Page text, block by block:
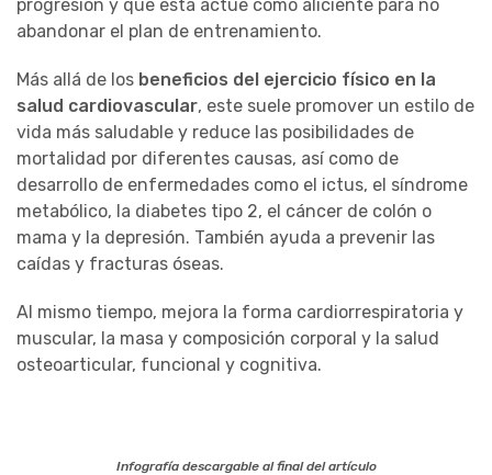
progresión y que esta actúe como aliciente para no
abandonar el plan de entrenamiento.
Más allá de los beneficios del ejercicio físico en la
salud cardiovascular, este suele promover un estilo de
vida más saludable y reduce las posibilidades de
mortalidad por diferentes causas, así como de
desarrollo de enfermedades como el ictus, el síndrome
metabólico, la diabetes tipo 2, el cáncer de colón o
mama y la depresión. También ayuda a prevenir las
caídas y fracturas óseas.
Al mismo tiempo, mejora la forma cardiorrespiratoria y
muscular, la masa y composición corporal y la salud
osteoarticular, funcional y cognitiva.
Infografía descargable al final del artículo